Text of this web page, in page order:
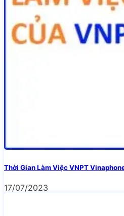
Thời Gian Làm Việc VNPT
17/07/2023